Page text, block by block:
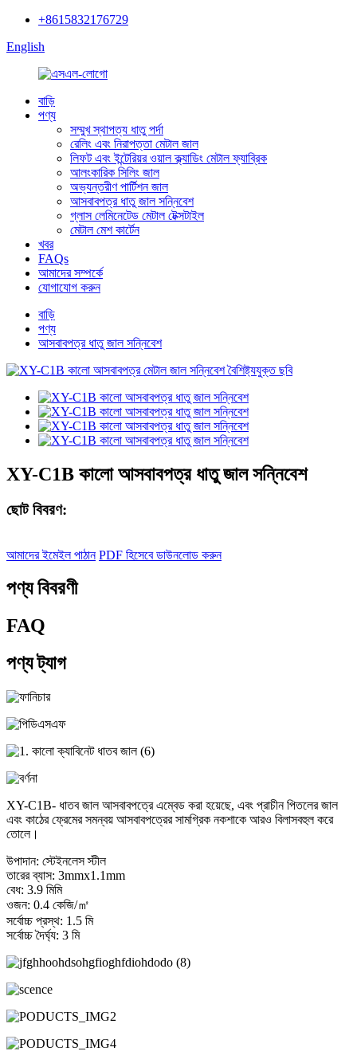
+8615832176729
English
বাড়ি
পণ্য
সম্মুখ স্থাপত্য ধাতু পর্দা
রেলিং এবং নিরাপত্তা মেটাল জাল
লিফট এবং ইন্টেরিয়র ওয়াল ক্ল্যাডিং মেটাল ফ্যাব্রিক
আলংকারিক সিলিং জাল
অভ্যন্তরীণ পার্টিশন জাল
আসবাবপত্র ধাতু জাল সন্নিবেশ
গ্লাস লেমিনেটেড মেটাল টেক্সটাইল
মেটাল মেশ কার্টেন
খবর
FAQs
আমাদের সম্পর্কে
যোগাযোগ করুন
বাড়ি
পণ্য
আসবাবপত্র ধাতু জাল সন্নিবেশ
XY-C1B কালো আসবাবপত্র ধাতু জাল সন্নিবেশ
ছোট বিবরণ:
আমাদের ইমেইল পাঠান PDF হিসেবে ডাউনলোড করুন
পণ্য বিবরণী
FAQ
পণ্য ট্যাগ
XY-C1B- ধাতব জাল আসবাবপত্রে এম্বেড করা হয়েছে, এবং প্রাচীন পিতলের জাল
এবং কাঠের ফ্রেমের সমন্বয় আসবাবপত্রের সামগ্রিক নকশাকে আরও বিলাসবহুল করে
তোলে।
উপাদান: স্টেইনলেস স্টীল
তারের ব্যাস: 3mmx1.1mm
বেধ: 3.9 মিমি
ওজন: 0.4 কেজি/㎡
সর্বোচ্চ প্রস্থ: 1.5 মি
সর্বোচ্চ দৈর্ঘ্য: 3 মি